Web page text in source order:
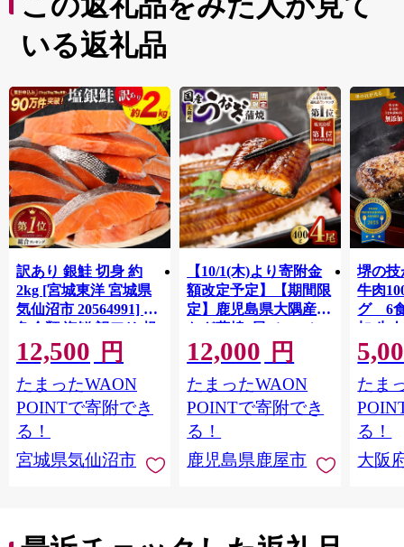
いる返礼品
訳あり 銀鮭 切身 約
2kg [宮城東洋 宮城県
気仙沼市 20564991] 鮭
魚介類 海鮮 訳アリ 規
格外 不揃い さけ サケ
鮭切身 シャケ 切り身
冷凍 家庭用 おかず 弁
当 支援 サーモン 銀鮭
切り身 魚 わけあり
12,500 円
たまったWAON
POINTで寄附でき
る！
宮城県気仙沼市
【10/1(木)より寄附金
額改定予定】【期間限
定】鹿児島県大隅産う
なぎ蒲焼4尾（400g）
12,000 円
たまったWAON
POINTで寄附でき
る！
鹿児島県鹿屋市
堺の技
牛肉
グ 6
加 牛
ット 6
メ 温
菜 簡
すめ
取り
料 ふ
堺市】
たま
る！
大阪